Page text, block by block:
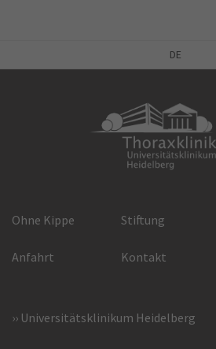
DE
Ohne Kippe Stiftung
Anfahrt Kontakt
Universitätsklinikum Heidelberg